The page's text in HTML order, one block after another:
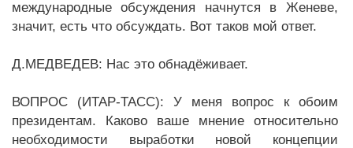
международные обсуждения начнутся в Женеве,
значит, есть что обсуждать. Вот таков мой ответ.
Д.МЕДВЕДЕВ: Нас это обнадёживает.
ВОПРОС (ИТАР-ТАСС): У меня вопрос к обоим
президентам. Каково ваше мнение относительно
необходимости выработки новой концепции